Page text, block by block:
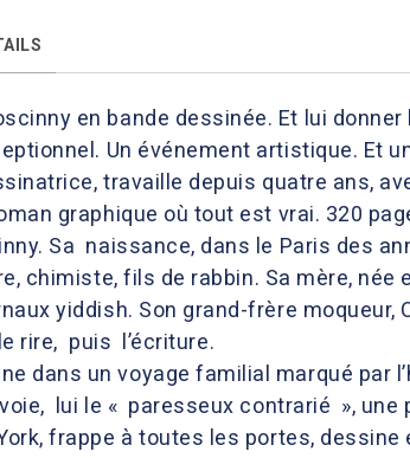
en bande dessinée. Et lui
Un événement artistique. Et
travaille depuis quatre ans,
graphique où tout est vrai. 320
Sa naissance, dans le Paris des
chimiste, fils de rabbin. Sa mère,
yiddish. Son grand-frère moqueur,
rire, puis l’écriture.
dans un voyage familial marqué par
lui le « paresseux contrarié »,
frappe à toutes les portes,